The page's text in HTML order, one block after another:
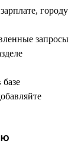
городу
запросы